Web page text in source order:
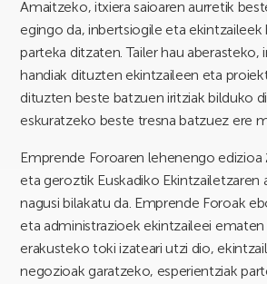
Amaitzeko, itxiera saioaren aurretik
egingo da, inbertsiogile eta ekintzaileek
parteka ditzaten. Tailer hau aberasteko,
handiak dituzten ekintzaileen eta
dituzten beste batzuen iritziak bilduko
eskuratzeko beste tresna batzuez ere
Emprende Foroaren lehenengo edizioa
eta geroztik Euskadiko Ekintzailetzaren
nagusi bilakatu da. Emprende Foroak
eta administrazioek ekintzaileei
erakusteko toki izateari utzi dio,
negozioak garatzeko, esperientziak